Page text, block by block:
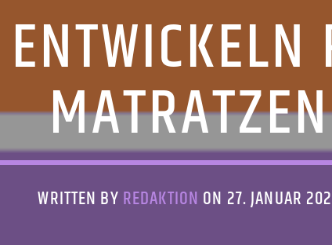
MATRATZEN
WRITTEN BY REDAKTION ON 27. JANUAR